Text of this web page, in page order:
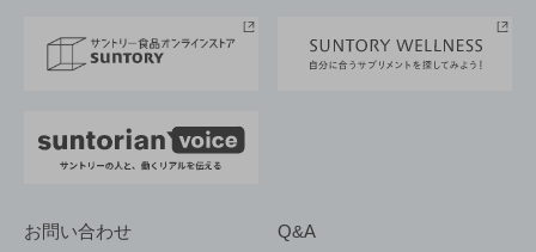
採用情報
お問い合わせ Q&A